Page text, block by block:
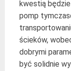
kwestią
pomp
ścieków,
dobrymi
być solidnie